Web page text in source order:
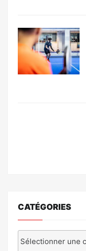
CATÉGORIES